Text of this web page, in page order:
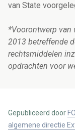
van State
*Voorontwerp
2013 betreffende
rechtsmiddelen
opdrachten voor
Gepubliceerd door
algemene directie